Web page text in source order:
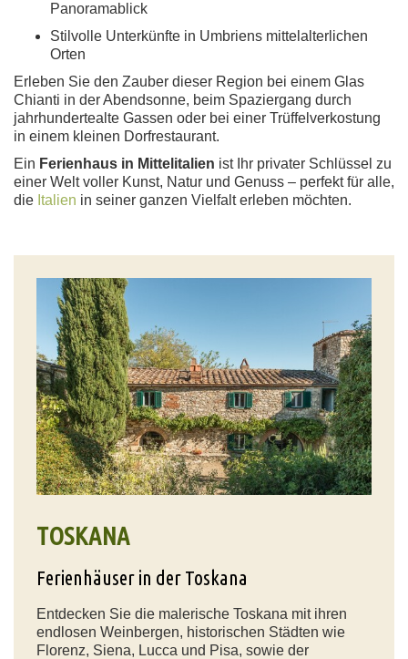
Panoramablick
Stilvolle Unterkünfte in Umbriens mittelalterlichen
Orten
Erleben Sie den Zauber dieser Region bei einem Glas
Chianti in der Abendsonne, beim Spaziergang durch
jahrhundertealte Gassen oder bei einer Trüffelverkostung
in einem kleinen Dorfrestaurant.
Ein Ferienhaus in Mittelitalien ist Ihr privater Schlüssel zu
einer Welt voller Kunst, Natur und Genuss – perfekt für alle,
die Italien in seiner ganzen Vielfalt erleben möchten.
TOSKANA
Ferienhäuser in der Toskana
Entdecken Sie die malerische Toskana mit ihren
endlosen Weinbergen, historischen Städten wie
Florenz, Siena, Lucca und Pisa, sowie der